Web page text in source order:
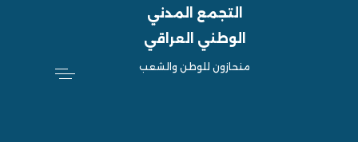
التجمع المدني
الوطني العراقي
منحازون للوطن والشعب